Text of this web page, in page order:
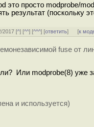
это просто modprobe/
результат (поскольку
2017 [^] [^^] [^^^] [ответить] [к
fuse от
Или modprobe(8) уже
и используется)